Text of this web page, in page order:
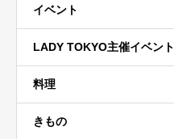
イベント
LADY TOKYO主催イベント
料理
きもの